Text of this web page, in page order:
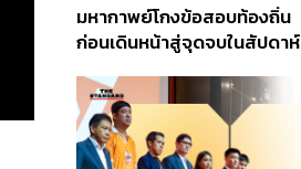
มหากาพย์โกงข้อสอบท้องถิ่น
ก่อนเดินหน้าสู่จุดจบในสัปดาห์